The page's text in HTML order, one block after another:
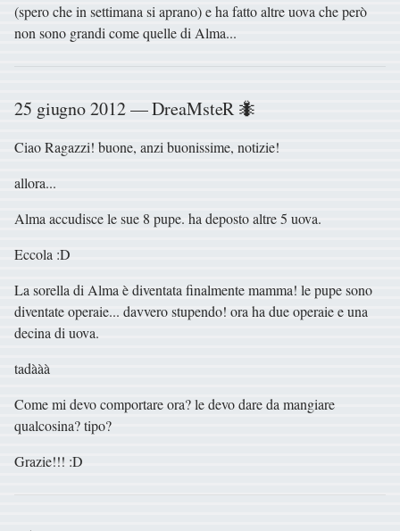
(spero che in settimana si aprano) e ha fatto altre uova che però
non sono grandi come quelle di Alma...
25 giugno 2012 — DreaMsteR 🐜
Ciao Ragazzi! buone, anzi buonissime, notizie!
allora...
Alma accudisce le sue 8 pupe. ha deposto altre 5 uova.
Eccola :D
La sorella di Alma è diventata finalmente mamma! le pupe sono
diventate operaie... davvero stupendo! ora ha due operaie e una
decina di uova.
tadààà
Come mi devo comportare ora? le devo dare da mangiare
qualcosina? tipo?
Grazie!!! :D